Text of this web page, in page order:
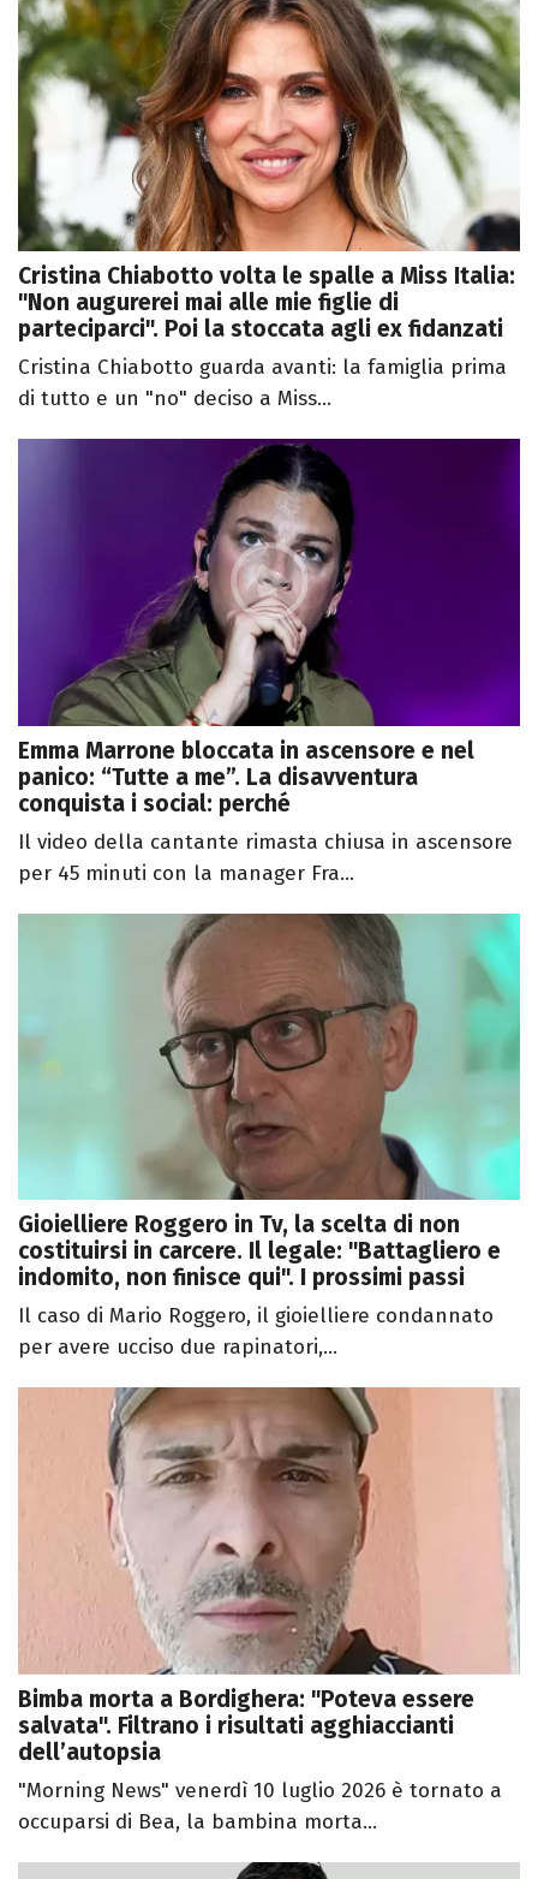
Cristina Chiabotto volta le spalle a Miss Italia:
"Non augurerei mai alle mie figlie di
parteciparci". Poi la stoccata agli ex fidanzati
Cristina Chiabotto guarda avanti: la famiglia prima
di tutto e un "no" deciso a Miss...
Emma Marrone bloccata in ascensore e nel
panico: “Tutte a me”. La disavventura
conquista i social: perché
Il video della cantante rimasta chiusa in ascensore
per 45 minuti con la manager Fra...
Gioielliere Roggero in Tv, la scelta di non
costituirsi in carcere. Il legale: "Battagliero e
indomito, non finisce qui". I prossimi passi
Il caso di Mario Roggero, il gioielliere condannato
per avere ucciso due rapinatori,...
Bimba morta a Bordighera: "Poteva essere
salvata". Filtrano i risultati agghiaccianti
dell’autopsia
"Morning News" venerdì 10 luglio 2026 è tornato a
occuparsi di Bea, la bambina morta...